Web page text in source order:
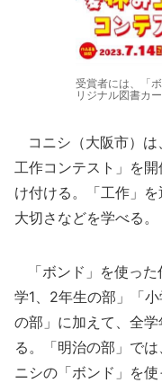
受賞者には、「
リジナル図書カ
コニシ（大阪市）は
工作コンテスト」を
け付ける。「工作」
大切さなどを学べる。
「ボンド」を使った
学1、2年生の部」「
の部」に加えて、全
る。「明治の部」で
ニシの「ボンド」を使